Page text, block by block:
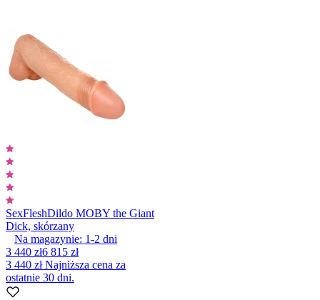
SexFleshDildo MOBY the Giant
Dick, skórzany
Na magazynie: 1-2 dni
3 440 zł6 815 zł
3 440 złNajniższa cena za
ostatnie 30 dni.